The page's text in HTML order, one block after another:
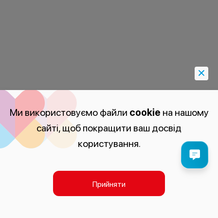
Ми використовуємо файли cookie на нашому
сайті, щоб покращити ваш досвід
користування.
Прийняти